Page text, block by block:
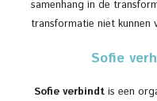
samenhang in de
transformatie niet kunnen
Sofie
Sofie verbindt is een